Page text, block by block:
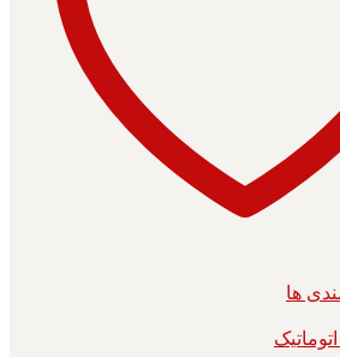
ها